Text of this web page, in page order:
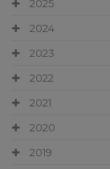
2025
2024
2023
2022
2021
2020
2019